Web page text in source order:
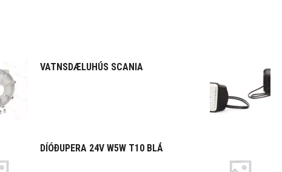
VATNSDÆLUHÚS SCANIA
DÍÓÐUPERA 24V W5W T10 BLÁ